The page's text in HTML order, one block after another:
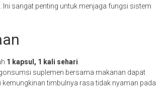
Ini sangat penting untuk menjaga fungsi sistem
1 kapsul, 1 kali sehari
suplemen bersama makanan dapat
timbulnya rasa tidak nyaman pada